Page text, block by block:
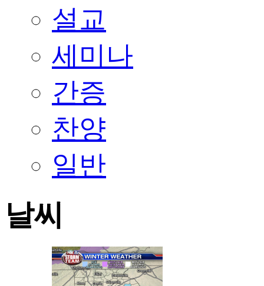
설교
세미나
간증
찬양
일반
날씨